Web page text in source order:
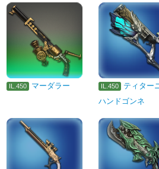
IL.450 マーダラー IL.450
ティター
ハンドゴンネ